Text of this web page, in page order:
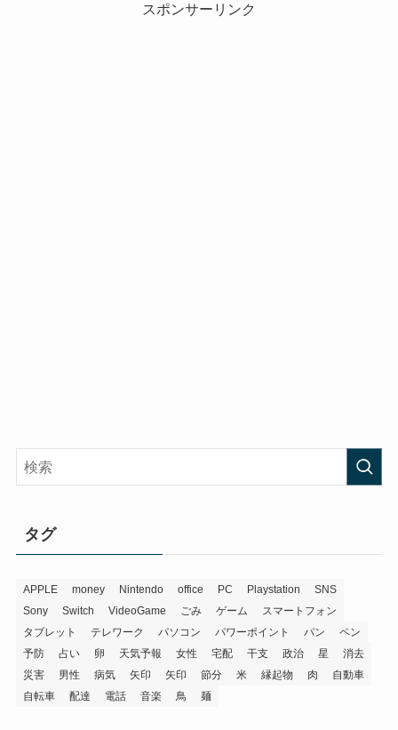
スポンサーリンク
タグ
APPLE money Nintendo office PC Playstation
SNS
Sony
Switch VideoGame ごみ ゲーム
スマートフォン
タブレット
テレワーク パソコン パワーポイント パン
ペン
予防
占い 卵 天気予報 女性 宅配 干支 政治 星
消去
災害
男性 病気 矢印 矢印 節分 米 縁起物 肉
自動車
自転車
配達 電話 音楽 鳥 麺